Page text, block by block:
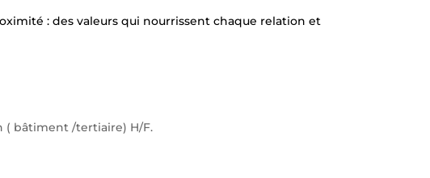
: des valeurs qui nourrissent chaque relation et
( bâtiment /tertiaire) H/F.